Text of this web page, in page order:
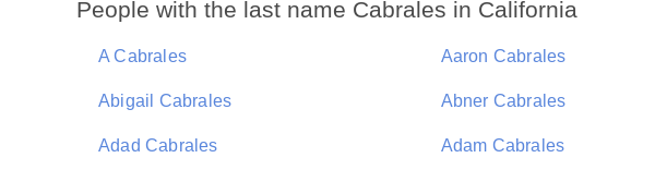
People with the last name Cabrales in California
A Cabrales Aaron Cabrales
Abigail Cabrales Abner Cabrales
Adad Cabrales Adam Cabrales